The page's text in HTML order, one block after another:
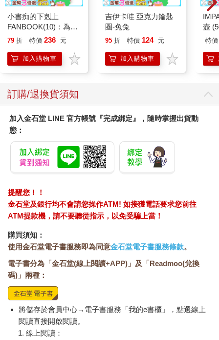
於是她簡單解釋給他聽：長針指著１代表五分鐘，指著２代
表十分鐘。善祥一聽，就自動把鐘面上的數字都乘以五，於是得
出了每個數字代表的分鐘數。接著她又教他「小時」怎麼看。善
睡覺了，精力充沛的兒子卻總說得她啞口無言。在「時間」這件
事情上，你再也騙不了他。「現在還不到一點半，」他理直氣壯
加親子學習聚會，經過公車站，剛好遇到紅燈，周美淑正打算煞
車。善祥卻突然指著路旁的交通標誌，激動的大喊：「繼續開！
這裡『禁止臨時停車』！」她這才驚訝的發現，原來小善祥不僅
會發音，還已經懂得那些字的意思。
五歲，善祥已學會所有的高中數學，這一方面歸功於母親的
設立的「資優青少年教育方案」。善祥對玩具幾乎未曾顯露出什
麼興趣，只有家裡那套軌道火車除外。年幼的他極度渴望能學習
並閱讀所有能接觸到的讀物。或者該說，他母親所能提供的讀
物。周美淑盡力為兒子張羅書籍，最後還給了他一套百科全書，
讓他盡情閱讀。她和善祥談化學和各種自然科學，當然也一再談
到她最鍾情的領域：數學。照顧兒子已經成了她的全職工作。
這麼特殊的一個孩子，潛力無窮，一心只想不斷求知，但到
底該怎麼滿足這個求知若渴的心靈？
以善祥的狀況，導致了一種非常特殊的就學安排，這同時也
解釋了他母親為什麼幾乎沒時間做其他任何事。一開始，他每天
去幼兒園幾小時，然後去小學，那裡會有老師一對一指導他六年
級的課程。不過，這樣的情況只持續了一年。
小書痴的下剋上
FANBOOK(10)：為了
成為圖書管理員不擇手
79 折 特價 236 元
加入購物車
吉伊卡哇 亞克力鑰匙
圈-兔兔
95 折 特價 124 元
加入購物車
壺
特價
訂購/退換貨須知
加入金石堂 LINE 官方帳號『完成綁定』，隨時掌握出貨動
態：
提醒您！！
金石堂及銀行均不會請您操作ATM! 如接獲電話要求您前往
ATM提款機，請不要聽從指示，以免受騙上當！
購買須知：
使用金石堂電子書服務即為同意金石堂電子書服務條款。
電子書分為「金石堂(線上閱讀+APP)」及「Readmoo(兌換
碼)」兩種：
將儲存於會員中心→電子書服務「我的e書櫃」，點選線上
閱讀直接開啟閱讀。
線上閱讀：